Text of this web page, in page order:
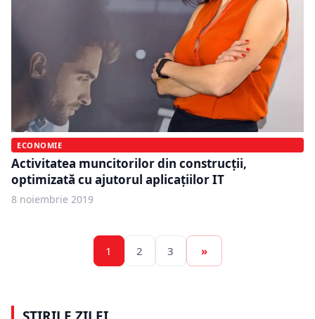
ECONOMIE
Activitatea muncitorilor din construcții,
optimizată cu ajutorul aplicațiilor IT
8 noiembrie 2019
1 2 3 »